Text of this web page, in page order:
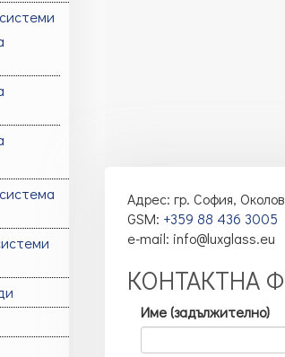
Адрес: гр. София,
GSM: +359‎ 88 436 3005
e-mail: info@luxglass.eu
КОНТАКТНА
Име (задължително)